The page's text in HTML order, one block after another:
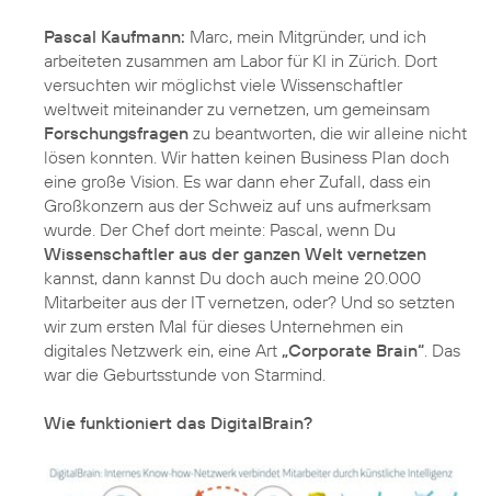
Pascal Kaufmann: Marc, mein Mitgründer, und ich
arbeiteten zusammen am Labor für KI in Zürich. Dort
versuchten wir möglichst viele Wissenschaftler
weltweit miteinander zu vernetzen, um gemeinsam
Forschungsfragen zu beantworten, die wir alleine nicht
lösen konnten. Wir hatten keinen Business Plan doch
eine große Vision. Es war dann eher Zufall, dass ein
Großkonzern aus der Schweiz auf uns aufmerksam
wurde. Der Chef dort meinte: Pascal, wenn Du
Wissenschaftler aus der ganzen Welt vernetzen
kannst, dann kannst Du doch auch meine 20.000
Mitarbeiter aus der IT vernetzen, oder? Und so setzten
wir zum ersten Mal für dieses Unternehmen ein
digitales Netzwerk ein, eine Art „Corporate Brain“ . Das
war die Geburtsstunde von Starmind.
Wie funktioniert das DigitalBrain?